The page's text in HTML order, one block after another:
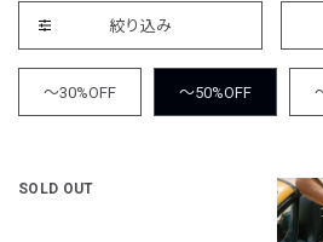
絞り込み
～30%OFF ～50%OFF
SOLD OUT